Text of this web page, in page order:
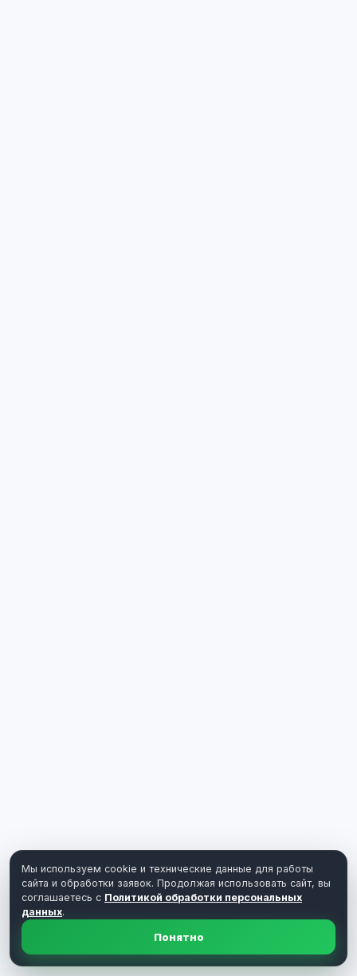
Мы используем cookie и технические данные для работы
сайта и обработки заявок. Продолжая использовать сайт, вы
соглашаетесь с Политикой обработки персональных
данных.
Понятно